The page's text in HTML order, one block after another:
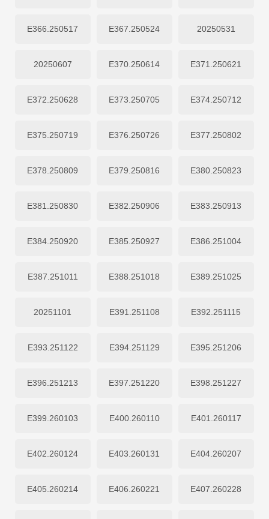
E366.250517 E367.250524 20250531
20250607 E370.250614 E371.250621
E372.250628 E373.250705 E374.250712
E375.250719 E376.250726 E377.250802
E378.250809 E379.250816 E380.250823
E381.250830 E382.250906 E383.250913
E384.250920 E385.250927 E386.251004
E387.251011 E388.251018 E389.251025
20251101 E391.251108 E392.251115
E393.251122 E394.251129 E395.251206
E396.251213 E397.251220 E398.251227
E399.260103 E400.260110 E401.260117
E402.260124 E403.260131 E404.260207
E405.260214 E406.260221 E407.260228